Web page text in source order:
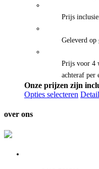
Prijs
Geleverd op
Prijs voor 4
achteraf per
Onze prijzen zijn
Opties selecteren
over ons